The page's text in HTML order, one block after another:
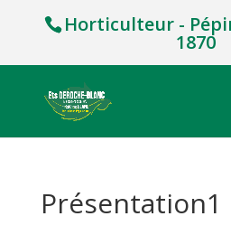
Horticulteur -
1870
Présentation1